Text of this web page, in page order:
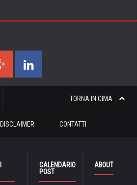
TORNA IN CIMA
DISCLAIMER CONTATTI
CALENDARIO
POST
ABOUT